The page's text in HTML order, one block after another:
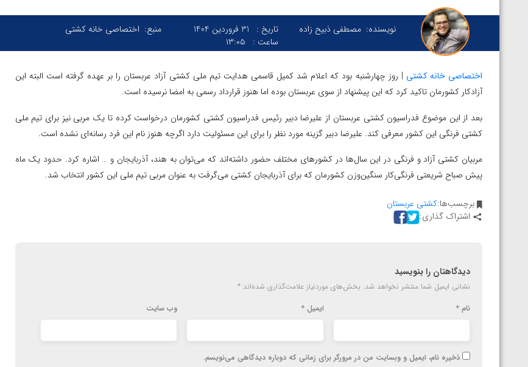
نویسنده: مصطفی ذبیح زاده تاریخ :
31 فروردین 1404
ساعت :
۱۳:۰۵
منبع: اختصاصی خانه کشتی
اختصاصی خانه کشتی | روز چهارشنبه بود که اعلام شد کمیل قاسمی هدایت تیم ملی کشتی آزاد عربستان را بر عهده گرفته است البته این
آزادکار کشورمان تاکید کرد که این پیشنهاد از سوی عربستان بوده اما هنوز قرارداد رسمی به امضا نرسیده است.
بعد از این موضوع فدراسیون کشتی عربستان از علیرضا دبیر رئیس فدراسیون کشتی کشورمان درخواست کرده تا یک مربی نیز برای تیم ملی
کشتی فرنگی این کشور معرفی کند. علیرضا دبیر گزینه مورد نظر را برای این مسئولیت دارد اگرچه هنوز نام این فرد رسانه‌ای نشده است.
مربیان کشتی آزاد و فرنگی در این سال‌ها در کشورهای مختلف حضور داشته‌اند که می‌توان به هند، آذربایجان و … اشاره کرد. حدود یک ماه
پیش صباح شریعتی فرنگی‌کار سنگین‌وزن کشورمان که برای آذربایجان کشتی می‌گرفت به عنوان مربی تیم ملی این کشور انتخاب شد.
برچسب‌ها:کشتی عربستان
اشتراک گذاری:
دیدگاهتان را بنویسید
نشانی ایمیل شما منتشر نخواهد شد. بخش‌های موردنیاز علامت‌گذاری شده‌اند *
نام * ایمیل* وب‌ سایت
ذخیره نام، ایمیل و وبسایت من در مرورگر برای زمانی که دوباره دیدگاهی می‌نویسم.
امین میرزازاده
ویدیو؛ باخت امین کاویانی نژاد مقابل مالخاز آمویان از
ویدیو؛ صعود حسن یزدانی به فینال المپیک با برتری مقابل